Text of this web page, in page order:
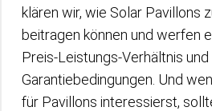
klären wir, wie Solar Pavillons
beitragen können und werfen
Preis-Leistungs-Verhältnis und
Garantiebedingungen. Und
für Pavillons interessierst,